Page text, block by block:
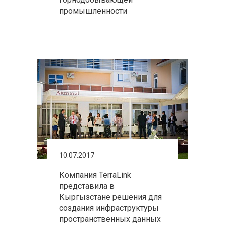
промышленности
10.07.2017
Компания TerraLink
представила в
Кыргызстане решения для
создания инфраструктуры
пространственных данных